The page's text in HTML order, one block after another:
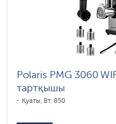
Polaris PMG 3060
тартқышы
Қуаты, Вт: 850